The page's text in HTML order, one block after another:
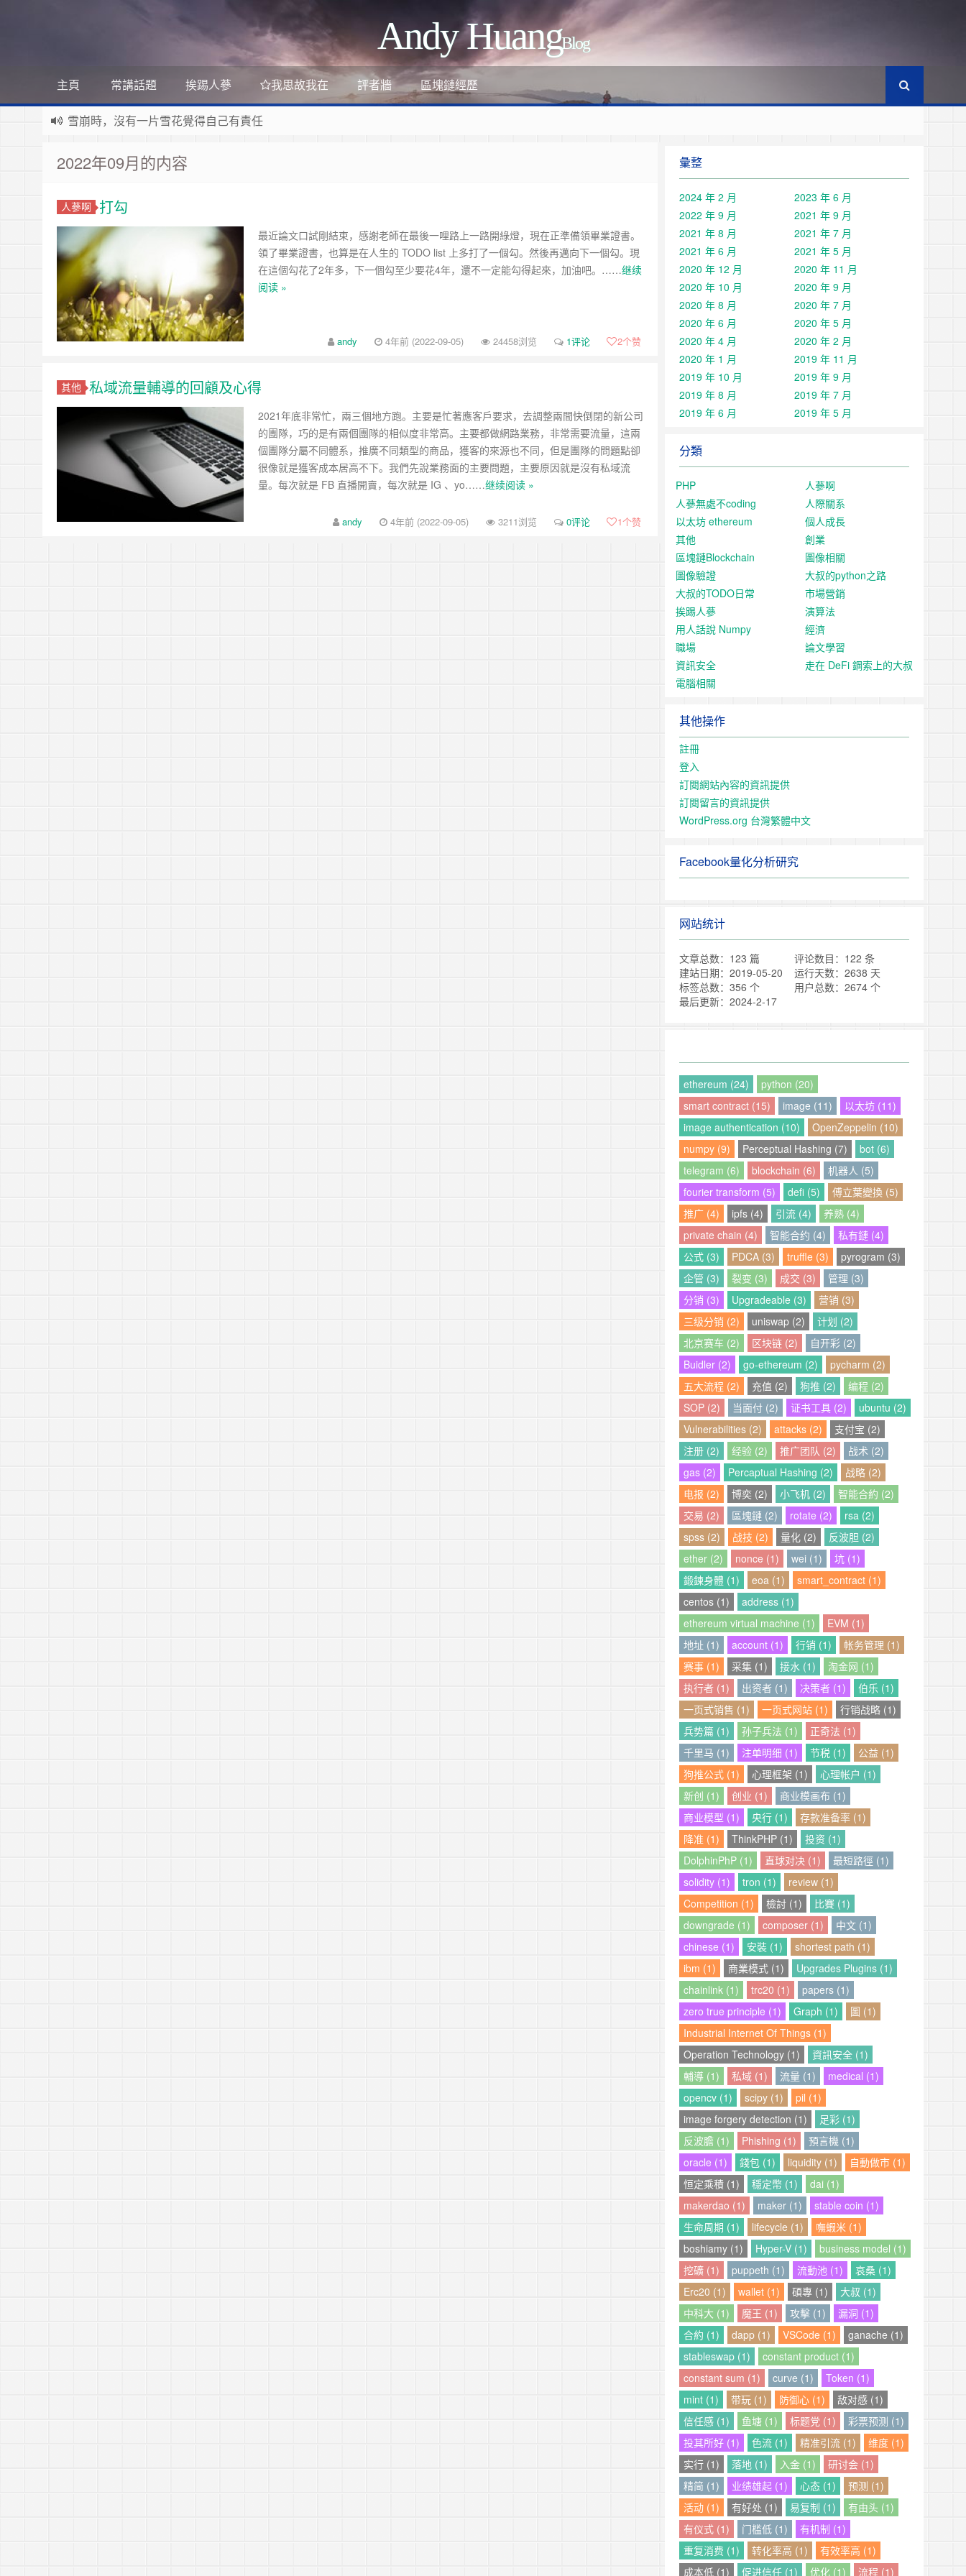
Andy HuangBlog
主頁 常講話題 挨踢人蔘 我思故我在 評者牆 區塊鏈經歷
雪崩時，沒有一片雪花覺得自己有責任
如何讓玩家一直沉迷
如何讓玩家拉幫結派
如何讓玩家充值更多
如何實現隱性的現金賭博和金幣交易
遇事不決 量子力學
文昭論古論今
好看的皮囊千篇一律 有趣的靈魂萬裡挑一
Raft PBFT
Reliable, Replicated, Redundant, And Fault-Tolerant
Practical Byzantine Fault Tolerant
受人之辱，不動一色
查人之過，不揚於眾
覺人之詐，不憤於言
Google 如何進行 Code Review – 6
https://tachingchen.com/tw/blog/how-to-do-a-code-review-by-google-6/
Google 如何進行 Code Review – 5
https://tachingchen.com/tw/blog/how-to-do-a-code-review-by-google-5/
Google 如何進行 Code Review – 4
https://tachingchen.com/tw/blog/how-to-do-a-code-review-by-google-3/
Google 如何進行 Code Review – 2
https://tachingchen.com/tw/blog/how-to-do-a-code-review-by-google-2/
Google 如何進行 Code Review – 1
https://tachingchen.com/tw/blog/how-to-do-a-code-review-by-google-1/
喜大普奔
聞快天相
樂人同走
當我以為那是一個知識點，其實那是一個知識圓
2022年09月的内容
人蔘啊 打勾
最近論文口試剛結束，感謝老師在最後一哩路上一路開綠燈，現在正準備領畢業證書。
領了畢業證書，也算是在人生的 TODO list 上多打了一個勾。然後再邁向下一個勾。現
在這個勾花了2年多，下一個勾至少要花4年，還不一定能勾得起來，加油吧。……继续
阅读 »
andy 4年前 (2022-09-05) 24458浏览 1评论 2个赞
其他 私域流量輔導的回顧及心得
2021年底非常忙，兩三個地方跑。主要是忙著應客戶要求，去調整兩間快倒閉的新公司
的團隊，巧的是有兩個團隊的相似度非常高。主要都做網路業務，非常需要流量，這兩
個團隊分屬不同體系，推廣不同類型的商品，獲客的來源也不同，但是團隊的問題點卻
很像就是獲客成本居高不下。我們先說業務面的主要問題，主要原因就是沒有私域流
量。每次就是 FB 直播開賣，每次就是 IG 、yo……继续阅读 »
andy 4年前 (2022-09-05) 3211浏览 0评论 1个赞
彙整
2024 年 2 月
2023 年 6 月
2022 年 9 月
2021 年 9 月
2021 年 8 月
2021 年 7 月
2021 年 6 月
2021 年 5 月
2020 年 12 月
2020 年 11 月
2020 年 10 月
2020 年 9 月
2020 年 8 月
2020 年 7 月
2020 年 6 月
2020 年 5 月
2020 年 4 月
2020 年 2 月
2020 年 1 月
2019 年 11 月
2019 年 10 月
2019 年 9 月
2019 年 8 月
2019 年 7 月
2019 年 6 月
2019 年 5 月
分類
PHP
人蔘啊
人蔘無處不coding
人際關系
以太坊 ethereum
個人成長
其他
創業
區塊鏈Blockchain
圖像相關
圖像驗證
大叔的python之路
大叔的TODO日常
市場營銷
挨踢人蔘
演算法
用人話說 Numpy
經濟
職場
論文學習
資訊安全
走在 DeFi 鋼索上的大叔
電腦相關
其他操作
註冊
登入
訂閱網站內容的資訊提供
訂閱留言的資訊提供
WordPress.org 台灣繁體中文
Facebook量化分析研究
网站统计
文章总数：123 篇
评论数目：122 条
建站日期：2019-05-20
运行天数：2638 天
标签总数：356 个
用户总数：2674 个
最后更新：2024-2-17
ethereum (24)
python (20)
smart contract (15)
image (11)
以太坊 (11)
image authentication (10)
OpenZeppelin (10)
numpy (9)
Perceptual Hashing (7)
bot (6)
telegram (6)
blockchain (6)
机器人 (5)
fourier transform (5)
defi (5)
傅立葉變換 (5)
推广 (4)
ipfs (4) 引流 (4)
养熟 (4)
private chain (4)
智能合约 (4)
私有鏈 (4)
公式 (3)
PDCA (3) truffle (3)
pyrogram (3)
企管 (3)
裂变 (3) 成交 (3)
管理 (3)
分销 (3)
Upgradeable (3)
营销 (3)
三级分销 (2)
uniswap (2)
计划 (2)
北京赛车 (2)
区块链 (2)
自开彩 (2)
Buidler (2)
go-ethereum (2)
pycharm (2)
五大流程 (2)
充值 (2) 狗推 (2)
编程 (2)
SOP (2)
当面付 (2) 证书工具 (2)
ubuntu (2)
Vulnerabilities (2)
attacks (2)
支付宝 (2)
注册 (2)
经验 (2) 推广团队 (2)
战术 (2)
gas (2)
Percaptual Hashing (2)
战略 (2)
电报 (2)
博奕 (2) 小飞机 (2)
智能合約 (2)
交易 (2)
區塊鏈 (2) rotate (2)
rsa (2)
spss (2)
战技 (2) 量化 (2)
反波胆 (2)
ether (2)
nonce (1) wei (1)
坑 (1)
鍛鍊身體 (1)
eoa (1)
smart_contract (1)
centos (1)
address (1)
ethereum virtual machine (1)
EVM (1)
地址 (1)
account (1) 行销 (1)
帐务管理 (1)
赛事 (1)
采集 (1) 接水 (1)
淘金网 (1)
执行者 (1)
出资者 (1) 决策者 (1)
伯乐 (1)
一页式销售 (1)
一页式网站 (1)
行销战略 (1)
兵势篇 (1)
孙子兵法 (1)
正奇法 (1)
千里马 (1)
注单明细 (1) 节税 (1)
公益 (1)
狗推公式 (1)
心理框架 (1)
心理帐户 (1)
新创 (1)
创业 (1)
商业模画布 (1)
商业模型 (1)
央行 (1)
存款准备率 (1)
降准 (1)
ThinkPHP (1)
投资 (1)
DolphinPhP (1)
直球对决 (1)
最短路徑 (1)
solidity (1)
tron (1)
review (1)
Competition (1)
檢討 (1)
比賽 (1)
downgrade (1)
composer (1)
中文 (1)
chinese (1)
安裝 (1)
shortest path (1)
ibm (1)
商業模式 (1)
Upgrades Plugins (1)
chainlink (1)
trc20 (1)
papers (1)
zero true principle (1)
Graph (1)
圖 (1)
Industrial Internet Of Things (1)
Operation Technology (1)
資訊安全 (1)
輔導 (1)
私域 (1) 流量 (1)
medical (1)
opencv (1)
scipy (1)
pil (1)
image forgery detection (1)
足彩 (1)
反波膽 (1)
Phishing (1)
預言機 (1)
oracle (1)
錢包 (1) liquidity (1)
自動做市 (1)
恒定乘積 (1)
穩定幣 (1)
dai (1)
makerdao (1)
maker (1)
stable coin (1)
生命周期 (1)
lifecycle (1)
嘸蝦米 (1)
boshiamy (1)
Hyper-V (1)
business model (1)
挖礦 (1)
puppeth (1) 流動池 (1)
哀桑 (1)
Erc20 (1)
wallet (1) 碩專 (1)
大叔 (1)
中科大 (1)
魔王 (1) 攻擊 (1)
漏洞 (1)
合約 (1)
dapp (1) VSCode (1)
ganache (1)
stableswap (1)
constant product (1)
constant sum (1)
curve (1)
Token (1)
mint (1)
带玩 (1) 防御心 (1)
敌对感 (1)
信任感 (1)
鱼塘 (1) 标题党 (1)
彩票预测 (1)
投其所好 (1)
色流 (1) 精准引流 (1)
维度 (1)
实行 (1)
落地 (1) 入金 (1)
研讨会 (1)
精简 (1)
业绩雄起 (1) 心态 (1)
预测 (1)
活动 (1)
有好处 (1) 易复制 (1)
有由头 (1)
有仪式 (1)
门槛低 (1)
有机制 (1)
重复消费 (1)
转化率高 (1)
有效率高 (1)
成本低 (1)
促进信任 (1) 优化 (1) 流程 (1)